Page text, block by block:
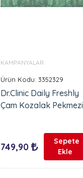
KAMPANYALAR
Ürün Kodu: 3352329
Dr.Clinic Daily Freshly
Çam Kozalak Pekmezi
749,90
Sepete
Ekle